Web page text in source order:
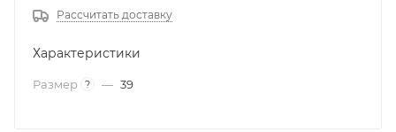
Рассчитать доставку
Характеристики
Размер ? — 39